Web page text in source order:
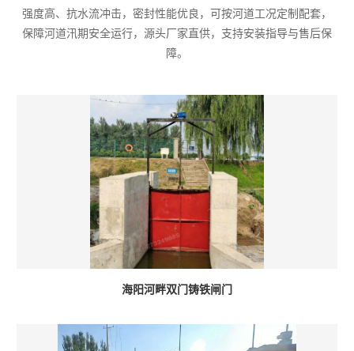
强度高、抗水流冲击，密封性能优良，可按河道工况定制配套，
保障河道汛期安全运行，源头厂家直供，支持安装指导与售后保
障。
海阳河畔双门铸铁闸门